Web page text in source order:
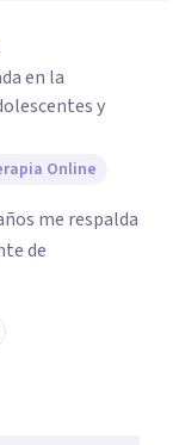
en la
y
Online
me respalda
de